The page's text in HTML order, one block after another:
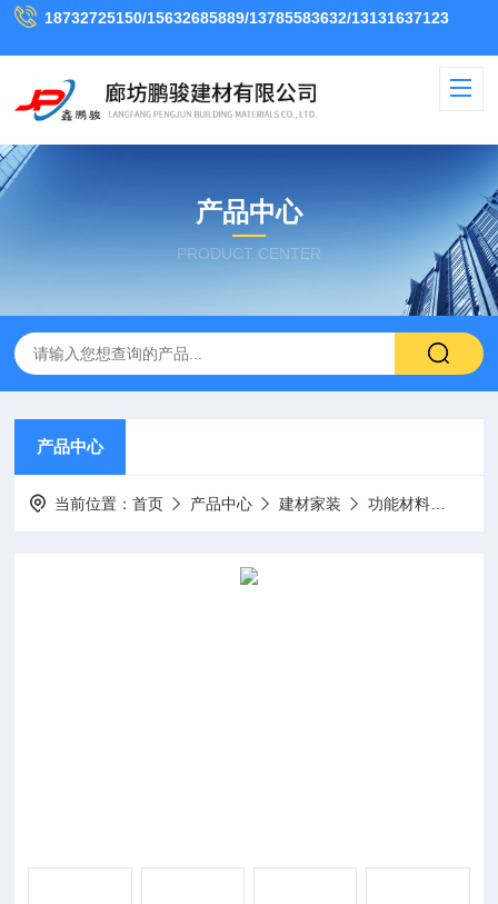
18732725150/15632685889/13785583632/13131637123
产品中心
PRODUCT CENTER
产品中心
当前位置：首页 产品中心 建材家装 功能材料